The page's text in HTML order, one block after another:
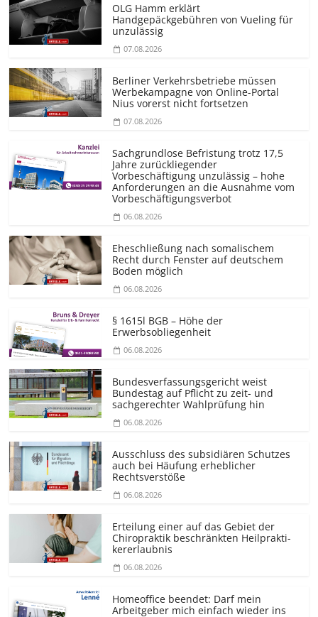
OLG Hamm erklärt
Handgepäckgebühren von Vueling für
unzulässig
07.08.2026
Berliner Verkehrsbetriebe müssen
Werbekampagne von Online-Portal
Nius vorerst nicht fortsetzen
07.08.2026
Sachgrundlose Befristung trotz 17,5
Jahre zurückliegender
Vorbeschäftigung unzulässig – hohe
Anforderungen an die Ausnahme vom
Vorbeschäf­tigungsverbot
06.08.2026
Eheschließung nach somalischem
Recht durch Fenster auf deutschem
Boden möglich
06.08.2026
§ 1615l BGB – Höhe der
Erwerbsobliegenheit
06.08.2026
Bundesver­fassungsgericht weist
Bundestag auf Pflicht zu zeit- und
sachgerechter Wahlprüfung hin
06.08.2026
Ausschluss des subsidiären Schutzes
auch bei Häufung erheblicher
Rechtsverstöße
06.08.2026
Erteilung einer auf das Gebiet der
Chiropraktik beschränkten Heilprakti­
kererlaubnis
06.08.2026
Homeoffice beendet: Darf mein
Arbeitgeber mich einfach wieder ins